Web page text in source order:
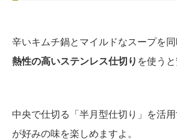
辛いキムチ鍋とマイルドなスープを同
熱性の高いステンレス仕切り を使うと
中央で仕切る「半月型仕切り」を活
が好みの味を楽しめますよ。